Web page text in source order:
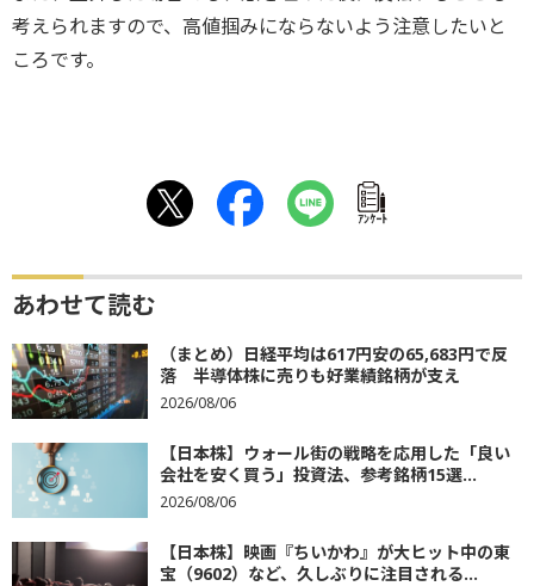
考えられますので、高値掴みにならないよう注意したいと
ころです。
ｱﾝｹｰﾄ
あわせて読む
（まとめ）日経平均は617円安の65,683円で反
落 半導体株に売りも好業績銘柄が支え
2026/08/06
【日本株】ウォール街の戦略を応用した「良い
会社を安く買う」投資法、参考銘柄15選...
2026/08/06
【日本株】映画『ちいかわ』が大ヒット中の東
宝（9602）など、久しぶりに注目される...